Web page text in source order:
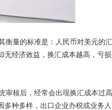
量的标准是：人民币对美元的
经济效益，换汇成本越高，亏
核后，经常会出现换汇成本过
多种多样，出口企业办税或业务